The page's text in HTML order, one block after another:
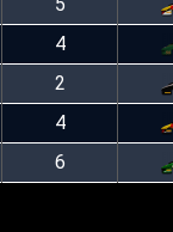
5
4
2
4
6